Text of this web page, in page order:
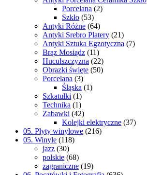
Porcelana (2)
Szkło (53)
Antyki Różne (64)
Antyki Srebro Platery (21)
Antyki Sztuka Egzotyczna (7)
Brąz Mosiądz (11)
Huculszczyzna (22)
Obrazki święte (50)
Porcelana (3)
Śląska (1)
Szkatułki (1)
Technika (1)
Zabawki (42)
Kolejki elektryczne (37)
05. Płyty winylowe (216)
05. Winyle (118)
jazz (30)
polskie (68)
zagraniczne (19)